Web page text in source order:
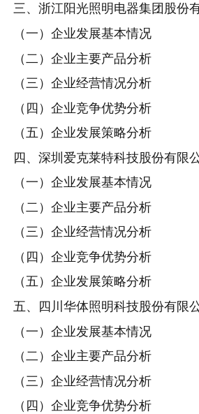
三、浙江阳光照明电器集团股份
（一）企业发展基本情况
（二）企业主要产品分析
（三）企业经营情况分析
（四）企业竞争优势分析
（五）企业发展策略分析
四、深圳爱克莱特科技股份有限
（一）企业发展基本情况
（二）企业主要产品分析
（三）企业经营情况分析
（四）企业竞争优势分析
（五）企业发展策略分析
五、四川华体照明科技股份有限
（一）企业发展基本情况
（二）企业主要产品分析
（三）企业经营情况分析
（四）企业竞争优势分析